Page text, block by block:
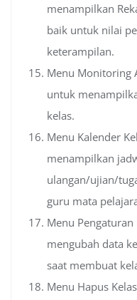
menampilkan
baik untuk nilai
keterampilan.
Menu Monitoring
untuk
kelas.
Menu Kalender
menampilkan
ulangan/ujian/
guru mata
Menu
mengubah data
saat membuat
Menu Hapus